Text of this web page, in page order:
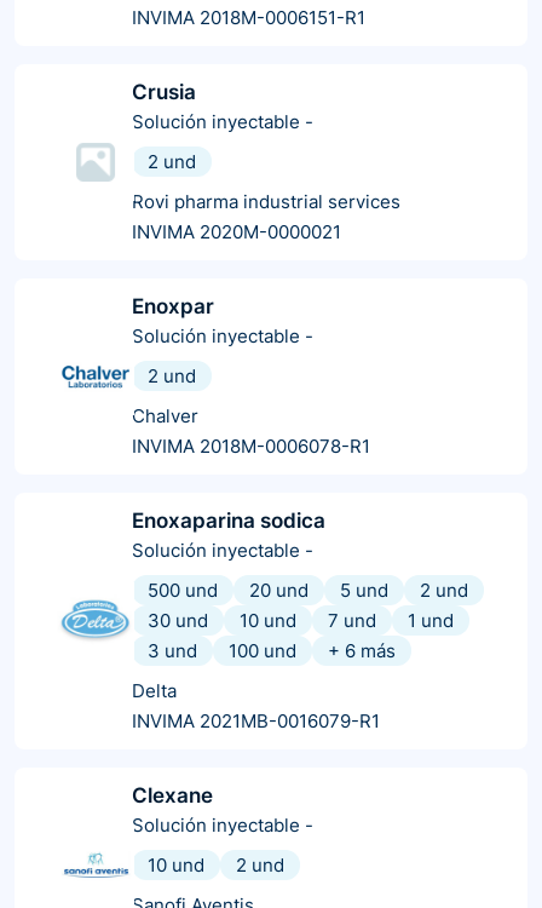
INVIMA 2018M-0006151-R1
Crusia
Solución inyectable -
2 und
Rovi pharma industrial services
INVIMA 2020M-0000021
Enoxpar
Solución inyectable -
2 und
Chalver
INVIMA 2018M-0006078-R1
Enoxaparina sodica
Solución inyectable -
500 und
20 und 5 und
2 und
30 und
10 und 7 und
1 und
3 und
100 und + 6 más
Delta
INVIMA 2021MB-0016079-R1
Clexane
Solución inyectable -
10 und
2 und